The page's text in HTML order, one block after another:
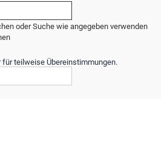
oder Suche wie angegeben verwenden
für teilweise Übereinstimmungen.